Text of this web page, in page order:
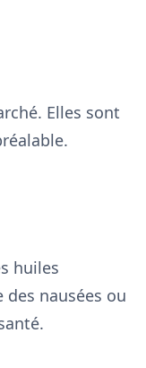
Elles sont
huiles
nausées ou